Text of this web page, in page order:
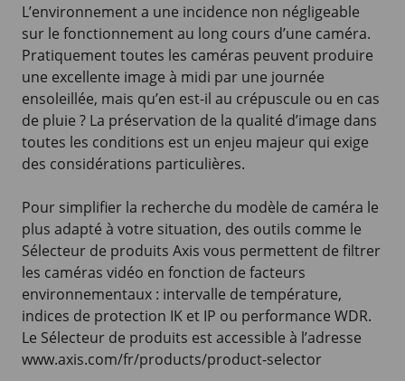
L’environnement a une incidence non négligeable
sur le fonctionnement au long cours d’une caméra.
Pratiquement toutes les caméras peuvent produire
une excellente image à midi par une journée
ensoleillée, mais qu’en est-il au crépuscule ou en cas
de pluie ? La préservation de la qualité d’image dans
toutes les conditions est un enjeu majeur qui exige
des considérations particulières.
Pour simplifier la recherche du modèle de caméra le
plus adapté à votre situation, des outils comme le
Sélecteur de produits Axis vous permettent de filtrer
les caméras vidéo en fonction de facteurs
environnementaux : intervalle de température,
indices de protection IK et IP ou performance WDR.
Le Sélecteur de produits est accessible à l’adresse
www.axis.com/fr/products/product-selector